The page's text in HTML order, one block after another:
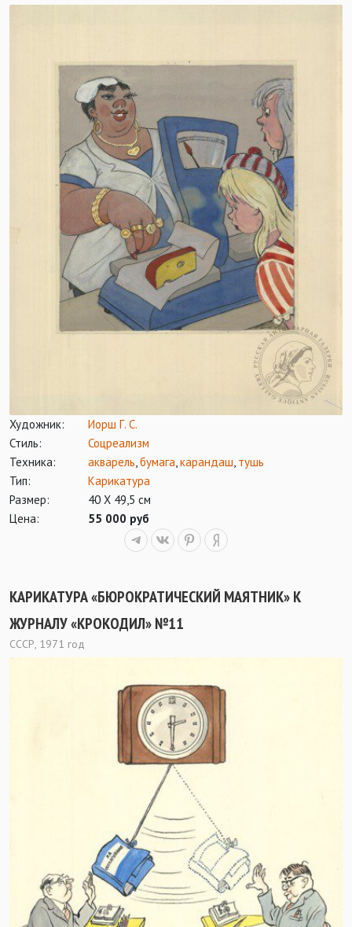
Художник:
Иорш Г. С.
Стиль:
Соцреализм
Техника:
акварель,бумага,карандаш, тушь
Тип:
Карикатура
Размер:
40 Х 49,5 см
Цена:
55 000 руб
КАРИКАТУРА «БЮРОКРАТИЧЕСКИЙ МАЯТНИК» К
ЖУРНАЛУ «КРОКОДИЛ» №11
СССР, 1971 год